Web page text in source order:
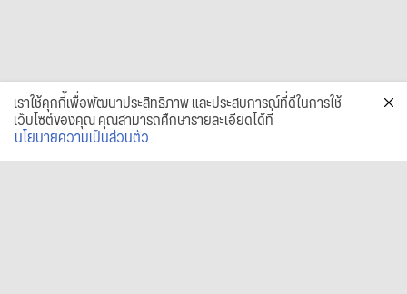
เราใช้คุกกี้เพื่อพัฒนาประสิทธิภาพ และประสบการณ์ที่ดีในการใช้
เว็บไซต์ของคุณ คุณสามารถศึกษารายละเอียดได้ที่
นโยบายความเป็นส่วนตัว